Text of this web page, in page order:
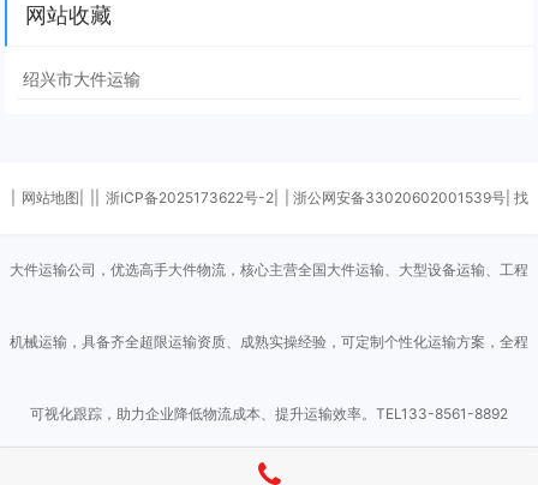
网站收藏
绍兴市大件运输
网站地图| 浙ICP备2025173622号-2| | 浙公网安备33020602001539号| 找
大件运输公司，优选高手大件物流，核心主营全国大件运输、大型设备运输、工程
机械运输，具备齐全超限运输资质、成熟实操经验，可定制个性化运输方案，全程
可视化跟踪，助力企业降低物流成本、提升运输效率。TEL133-8561-8892